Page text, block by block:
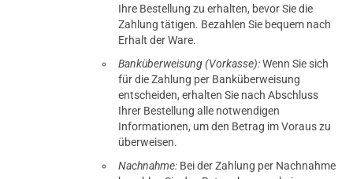
Ihre Bestellung zu erhalten, bevor Sie die
Zahlung tätigen. Bezahlen Sie bequem nach
Erhalt der Ware.
Banküberweisung (Vorkasse):Wenn Sie sich
für die Zahlung per Banküberweisung
entscheiden, erhalten Sie nach Abschluss
Ihrer Bestellung alle notwendigen
Informationen, um den Betrag im Voraus zu
überweisen.
Nachnahme: Bei der Zahlung per Nachnahme